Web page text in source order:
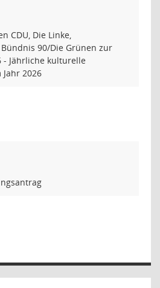
CDU, Die Linke,
90/Die Grünen zur
- Jährliche kulturelle
2026